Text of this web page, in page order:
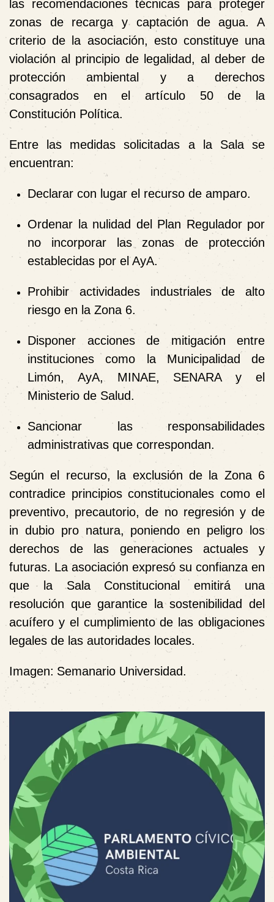
las recomendaciones técnicas para proteger
zonas de recarga y captación de agua. A
criterio de la asociación, esto constituye una
violación al principio de legalidad, al deber de
protección ambiental y a derechos
consagrados en el artículo 50 de la
Constitución Política.
Entre las medidas solicitadas a la Sala se
encuentran:
Declarar con lugar el recurso de amparo.
Ordenar la nulidad del Plan Regulador por
no incorporar las zonas de protección
establecidas por el AyA.
Prohibir actividades industriales de alto
riesgo en la Zona 6.
Disponer acciones de mitigación entre
instituciones como la Municipalidad de
Limón, AyA, MINAE, SENARA y el
Ministerio de Salud.
Sancionar las responsabilidades
administrativas que correspondan.
Según el recurso, la exclusión de la Zona 6
contradice principios constitucionales como el
preventivo, precautorio, de no regresión y de
in dubio pro natura, poniendo en peligro los
derechos de las generaciones actuales y
futuras. La asociación expresó su confianza en
que la Sala Constitucional emitirá una
resolución que garantice la sostenibilidad del
acuífero y el cumplimiento de las obligaciones
legales de las autoridades locales.
Imagen: Semanario Universidad.